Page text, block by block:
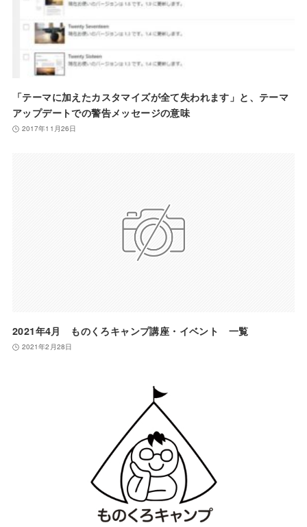
「テーマに加えたカスタマイズが全て失われます」と、テーマ
アップデートでの警告メッセージの意味
2017年11月26日
2021年4月 ものくろキャンプ講座・イベント 一覧
2021年2月28日